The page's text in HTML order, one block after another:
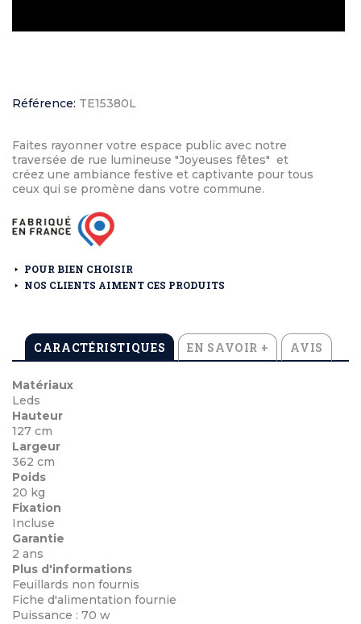
Référence: TE15380L
Faites rayonner votre espace public avec notre
traversée de rue lumineuse "Joyeuses fêtes" et
créez une ambiance festive et captivante pour tous
ceux qui se promène dans votre commune.
POUR BIEN CHOISIR
NOS CLIENTS AIMENT CES PRODUITS
CARACTÉRISTIQUES EN SAVOIR + AVIS
Matériaux
Leds
Hauteur
127 cm
Largeur
362 cm
Poids
20 kg
Fixation
Incluse
Garantie
2 ans
Plus d'informations
Feuillards non fournis
Fiche d'alimentation fournie
Puissance : 70 w